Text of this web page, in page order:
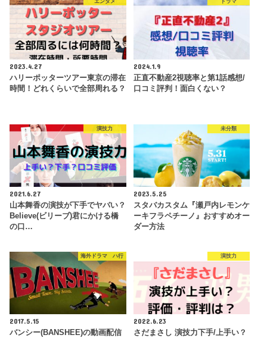
2023.4.27
ハリーポッターツアー東京の滞在
時間！どれくらいで全部周れる？
2024.1.9
正直不動産2視聴率と第1話感想/
口コミ評判！面白くない？
演技力
2021.6.27
山本舞香の演技が下手でヤバい？
Believe(ビリーブ)君にかける橋
の口…
未分類
2023.5.25
スタバカスタム『瀬戸内レモンケ
ーキフラペチーノ』おすすめオー
ダー方法
海外ドラマ ハ行
2017.5.15
バンシー(BANSHEE)の動画配信
演技力
2022.6.23
さだまさし 演技力下手/上手い？